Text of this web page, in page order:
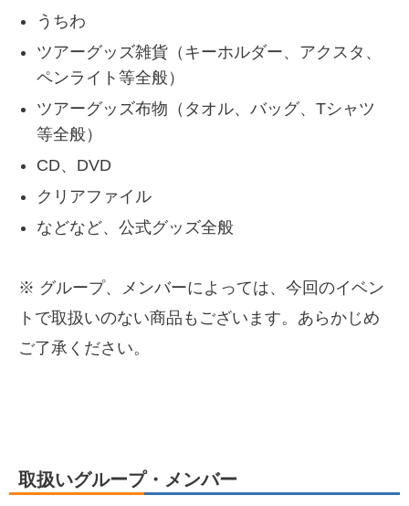
うちわ
ツアーグッズ雑貨（キーホルダー、アクスタ、
ペンライト等全般）
ツアーグッズ布物（タオル、バッグ、Tシャツ
等全般）
CD、DVD
クリアファイル
などなど、公式グッズ全般
※ グループ、メンバーによっては、今回のイベン
トで取扱いのない商品もございます。あらかじめ
ご了承ください。
取扱いグループ・メンバー